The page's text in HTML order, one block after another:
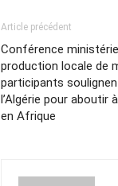
Article précédent
Conférence
production locale de
participants
l’Algérie pour aboutir
en Afrique